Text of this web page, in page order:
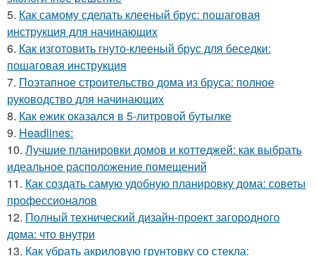
5. Как самому сделать клееный брус: пошаговая
инструкция для начинающих
6. Как изготовить гнуто-клееный брус для беседки:
пошаговая инструкция
7. Поэтапное строительство дома из бруса: полное
руководство для начинающих
8. Как ежик оказался в 5-литровой бутылке
9. Headlines:
10. Лучшие планировки домов и коттеджей: как выбрать
идеальное расположение помещений
11. Как создать самую удобную планировку дома: советы
профессионалов
12. Полный технический дизайн-проект загородного
дома: что внутри
13. Как убрать акриловую грунтовку со стекла: